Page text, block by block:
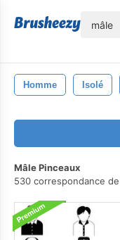
Homme Isolé
Mâle Pinceaux
530 correspondance